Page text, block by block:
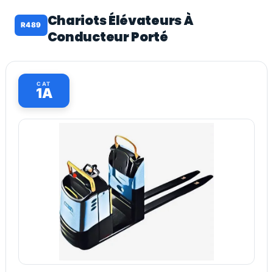
R489
Chariots Élévateurs À
Conducteur Porté
CAT
1A